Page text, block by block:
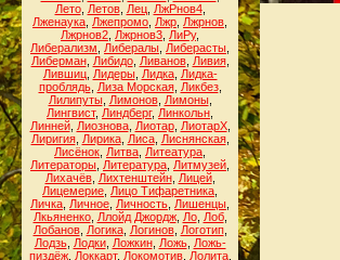
Лето, Летов, Лец, ЛжРнов4,
Лженаука Лжепромо Лжр Лжрнов
Лжрнов2 Лжрнов3 ЛиРу,
Либерализм
Либералы Либерасты
Либерман, Либидо, Ливанов, Ливия,
Лившиц, Лидеры, Лидка, Лидка-
проблядь, Лиза Морская, Ликбез,
Лилипуты, Лимонов, Лимоны,
Лингвист, Линдберг, Линкольн
Линней, Лиознова, Лиотар, ЛиотарХ,
Лиригия, Лирика, Лиса, Лиснянская,
Лисёнок Литва Литеатура
Литераторы Литература Литмузей
Лихачёв, Лихтенштейн, Лицей,
Лицемерие Лицо Тифаретника
Личка Личное Личность Лишенцы
Лкьяненко, Ллойд Джордж, Ло, Лоб,
Лобанов, Логика, Логинов, Логотип,
Лодзь, Лодки, Ложкин, Ложь, Ложь-
пиздёж, Локкарт, Локомотив, Лолита,